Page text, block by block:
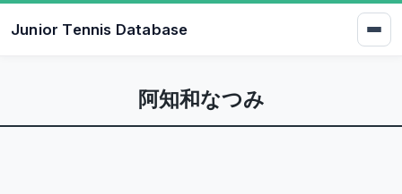
Junior Tennis Database
阿知和なつみ